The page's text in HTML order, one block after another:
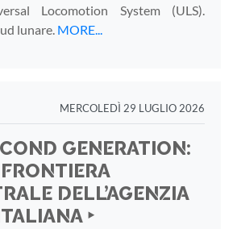
Locomotion System (ULS).
lunare. MORE...
MERCOLEDÌ 29 LUGLIO 2026
GENERATION:
DELL’AGENZIA
‣